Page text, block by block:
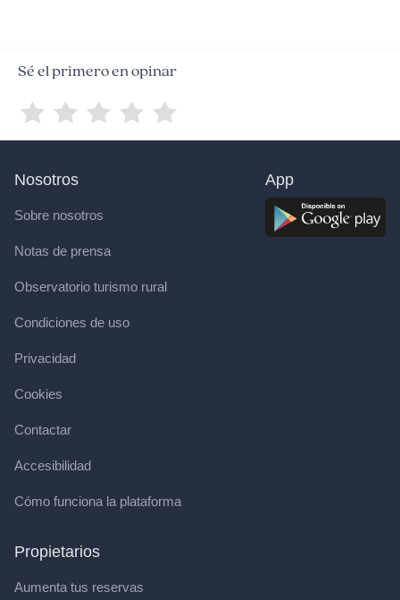
Sé el primero en opinar
Nosotros
Sobre nosotros
Notas de prensa
Observatorio turismo rural
Condiciones de uso
Privacidad
Cookies
Contactar
Accesibilidad
Cómo funciona la plataforma
Propietarios
Aumenta tus reservas
App